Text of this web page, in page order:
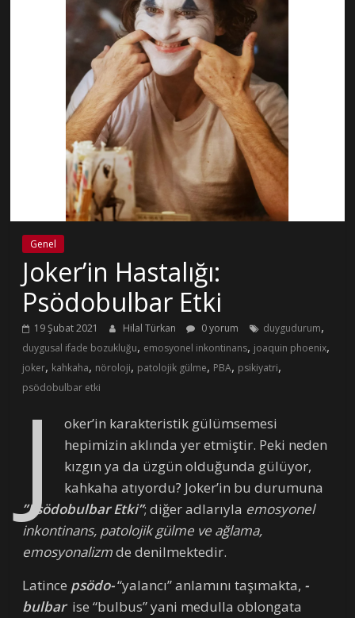
Genel
Joker’in Hastalığı:
Psödobulbar Etki
19 Şubat 2021 Hilal Türkan 0 yorum duygudurum,
duygusal ifade bozukluğu, emosyonel inkontinans, joaquin phoenix,
joker, kahkaha, nöroloji, patolojik gülme, PBA, psikiyatri,
psödobulbar etki
J
oker’in karakteristik gülümsemesi
hepimizin aklında yer etmiştir. Peki neden
kızgın ya da üzgün olduğunda gülüyor,
kahkaha atıyordu? Joker’in bu durumuna
”Psödobulbar Etki”; diğer adlarıyla emosyonel
inkontinans, patolojik gülme ve ağlama,
emosyonalizmde denilmektedir.
Latince psödo-“yalancı” anlamını taşımakta, -
bulbar ise “bulbus” yani medulla oblongata